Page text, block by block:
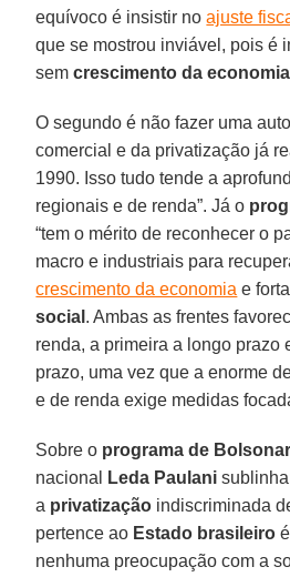
equívoco é insistir noajuste
que se mostrou inviável, pois é
semcrescimento da economia
O segundo é não fazer uma
comercial e da privatização já
1990. Isso tudo tende a
regionais e de renda”. Já o
“tem o mérito de reconhecer o
macro e industriais para
crescimento da economia e
social . Ambas as frentes
renda, a primeira a longo prazo
prazo, uma vez que a enorme
e de renda exige medidas
Sobre o programa de
nacional
Leda Paulani
a privatização indiscriminada
pertence ao Estado brasileiro
nenhuma preocupação com a